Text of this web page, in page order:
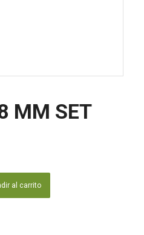
MM SET
al carrito